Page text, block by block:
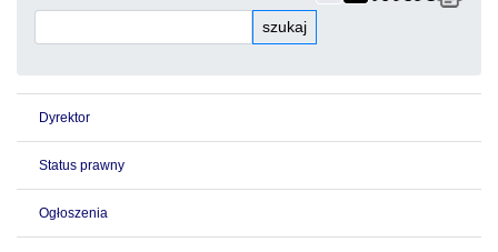
szukaj
Dyrektor
Status prawny
Ogłoszenia